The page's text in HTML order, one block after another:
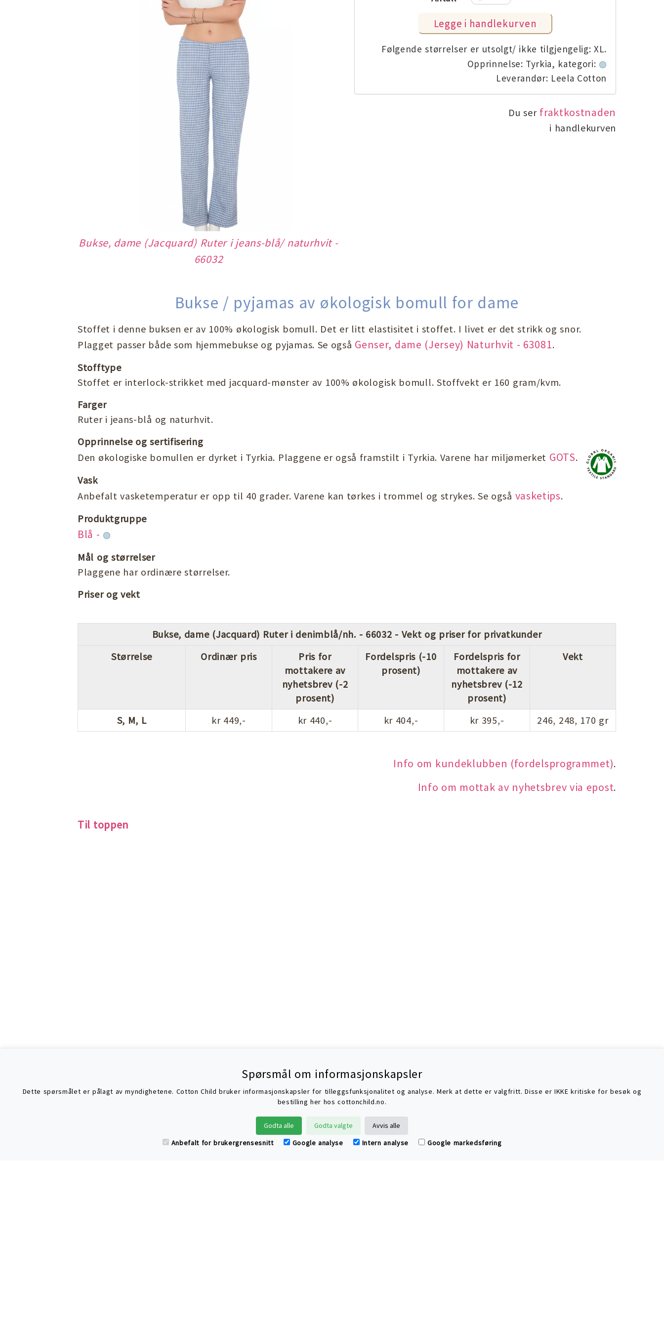
Bukse, dame (Jacquard) Ruter i jeans-blå/ naturhvit -
66032
Følgende størrelser er utsolgt/ ikke tilgjengelig: XL.
Opprinnelse: Tyrkia, kategori:
Leverandør: Leela Cotton
Du ser fraktkostnaden
i handlekurven
Bukse / pyjamas av økologisk bomull for dame
Stoffet i denne buksen er av 100% økologisk bomull. Det er litt elastisitet i stoffet. I livet er det strikk og snor.
Plagget passer både som hjemmebukse og pyjamas. Se også Genser, dame (Jersey) Naturhvit - 63081.
Stofftype
Stoffet er interlock-strikket med jacquard-mønster av 100% økologisk bomull. Stoffvekt er 160 gram/kvm.
Farger
Ruter i jeans-blå og naturhvit.
Opprinnelse og sertifisering
Den økologiske bomullen er dyrket i Tyrkia. Plaggene er også framstilt i Tyrkia. Varene har miljømerket GOTS.
Vask
Anbefalt vasketemperatur er opp til 40 grader. Varene kan tørkes i trommel og strykes. Se også vasketips.
Produktgruppe
Blå -
Mål og størrelser
Plaggene har ordinære størrelser.
Priser og vekt
Bukse, dame (Jacquard) Ruter i denimblå/nh. - 66032 - Vekt og priser for privatkunder
Størrelse
Ordinær pris
Pris for
mottakere av
nyhetsbrev (-2
prosent)
Fordelspris (-10
prosent)
Fordelspris for
mottakere av
nyhetsbrev (-12
prosent)
Vekt
S, M, L kr 449,- kr 440,- kr 404,- kr 395,- 246, 248, 170 gr
Info om kundeklubben (fordelsprogrammet).
Info om mottak av nyhetsbrev via epost.
Til toppen
Spørsmål om informasjonskapsler
Dette spørsmålet er pålagt av myndighetene. Cotton Child bruker informasjonskapsler for tilleggsfunksjonalitet og analyse. Merk at dette er valgfritt. Disse er IKKE kritiske for besøk og
bestilling her hos cottonchild.no.
Godta alle Godta valgte
Avvis alle
Anbefalt for brukergrensesnitt
Google analyse Intern analyse Google markedsføring
Klær og hjemmetekstiler av økologisk bomull
som bidrar til bedre helse, renere miljø og mer anstendig handel